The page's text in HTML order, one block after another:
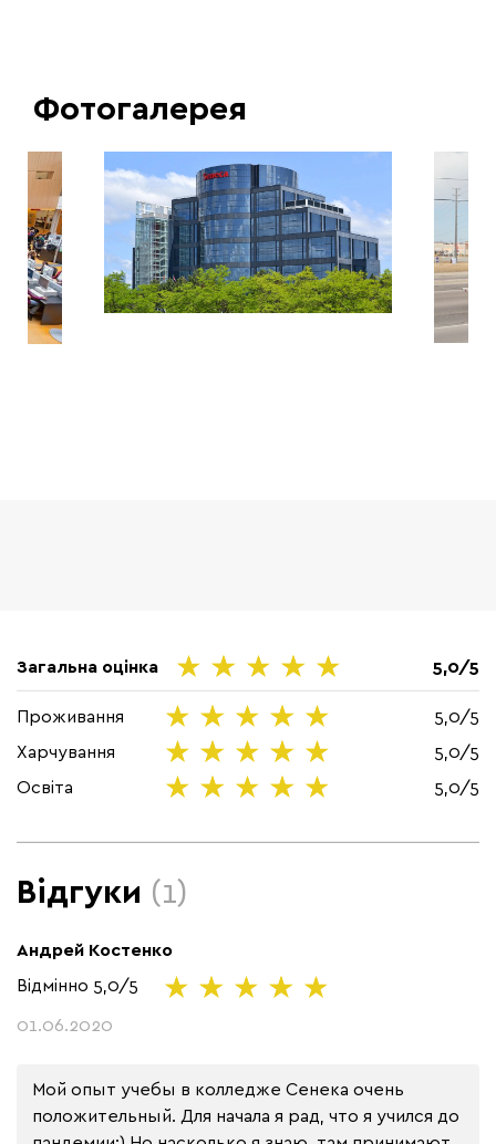
Фотогалерея
Загальна оцінка 5,0/5
Проживання
5,0/5
Харчування
5,0/5
Освіта
5,0/5
Відгуки (1)
Андрей Костенко
Відмінно 5,0/5
01.06.2020
Мой опыт учебы в колледже Сенека очень
положительный. Для начала я рад, что я учился до